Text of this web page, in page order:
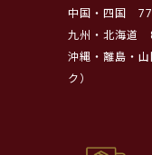
中国・四国
九州・北海道
沖縄・離島・
ク）